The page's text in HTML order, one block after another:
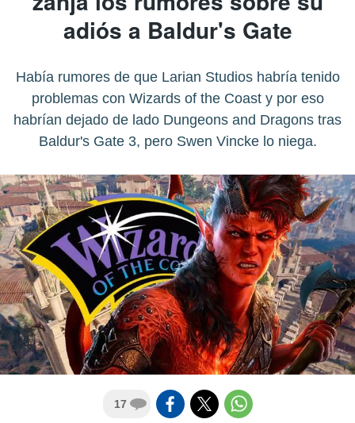
adiós a Baldur's Gate
Había rumores de que Larian Studios habría tenido
problemas con Wizards of the Coast y por eso
habrían dejado de lado Dungeons and Dragons tras
Baldur's Gate 3, pero Swen Vincke lo niega.
17